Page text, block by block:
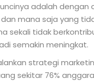
adalah
mana saja yang
sekali tidak
semakin meningkat.
strategi
sekitar 76%